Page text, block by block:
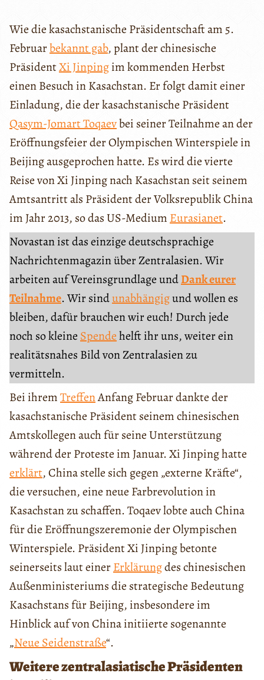
Wie die kasachstanische Präsidentschaft am 5.
Februarbekannt gab, plant der chinesische
PräsidentXi Jinpingim kommenden Herbst
einen Besuch in Kasachstan. Er folgt damit einer
Einladung, die der kasachstanische Präsident
Qasym-Jomart Toqaevbei seiner Teilnahme an der
Eröffnungsfeier der Olympischen Winterspiele in
Beijing ausgeprochen hatte. Es wird die vierte
Reise von Xi Jinping nach Kasachstan seit seinem
Amtsantritt als Präsident der Volksrepublik China
im Jahr 2013, so das US-Medium Eurasianet.
Novastan ist das einzige deutschsprachige
Nachrichtenmagazin über Zentralasien. Wir
arbeiten auf Vereinsgrundlage undDank eurer
Teilnahme. Wir sindunabhängigund wollen es
bleiben, dafür brauchen wir euch! Durch jede
noch so kleine Spendehelft ihr uns, weiter ein
realitätsnahes Bild von Zentralasien zu
vermitteln.
Bei ihremTreffenAnfang Februar dankte der
kasachstanische Präsident seinem chinesischen
Amtskollegen auch für seine Unterstützung
während der Proteste im Januar. Xi Jinping hatte
erklärt, China stelle sich gegen „externe Kräfte“,
die versuchen, eine neue Farbrevolution in
Kasachstan zu schaffen. Toqaev lobte auch China
für die Eröffnungszeremonie der Olympischen
Winterspiele. Präsident Xi Jinping betonte
seinerseits laut einerErklärungdes chinesischen
Außenministeriums die strategische Bedeutung
Kasachstans für Beijing, insbesondere im
Hinblick auf von China initiierte sogenannte
„Neue Seidenstraße“.
Weitere zentralasiatische Präsidenten